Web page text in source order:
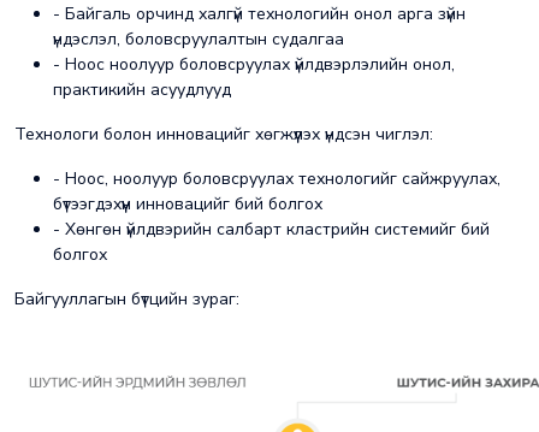
- Байгаль орчинд халгүй технологийн онол арга зүйн
үндэслэл, боловсруулалтын судалгаа
- Ноос ноолуур боловсруулах үйлдвэрлэлийн онол,
практикийн асуудлууд
Технологи болон инновацийг хөгжүүлэх үндсэн чиглэл:
- Ноос, ноолуур боловсруулах технологийг сайжруулах,
бүтээгдэхүүн инновацийг бий болгох
- Хөнгөн үйлдвэрийн салбарт кластрийн системийг бий
болгох
Байгууллагын бүтцийн зураг: